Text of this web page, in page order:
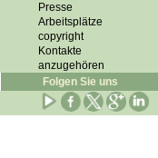
Presse
Arbeitsplätze
copyright
Kontakte
anzugehören
Folgen Sie uns